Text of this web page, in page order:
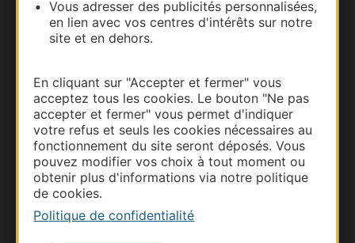
Vous adresser des publicités personnalisées,
en lien avec vos centres d'intérêts sur notre
site et en dehors.
En cliquant sur "Accepter et fermer" vous
acceptez tous les cookies. Le bouton "Ne pas
accepter et fermer" vous permet d'indiquer
votre refus et seuls les cookies nécessaires au
fonctionnement du site seront déposés. Vous
pouvez modifier vos choix à tout moment ou
obtenir plus d'informations via notre politique
de cookies.
Politique de confidentialité
Documentation
Thermalisme